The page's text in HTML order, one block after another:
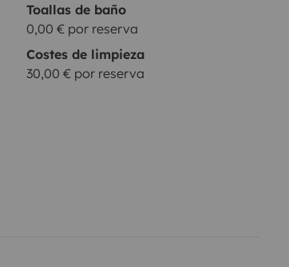
Toallas de baño
0,00 € por reserva
Costes de limpieza
30,00 € por reserva